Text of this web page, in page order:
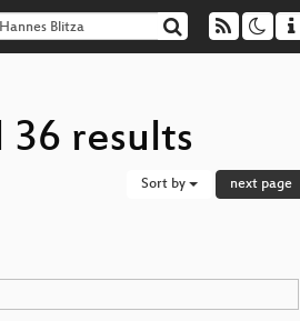
results
Sort by next page